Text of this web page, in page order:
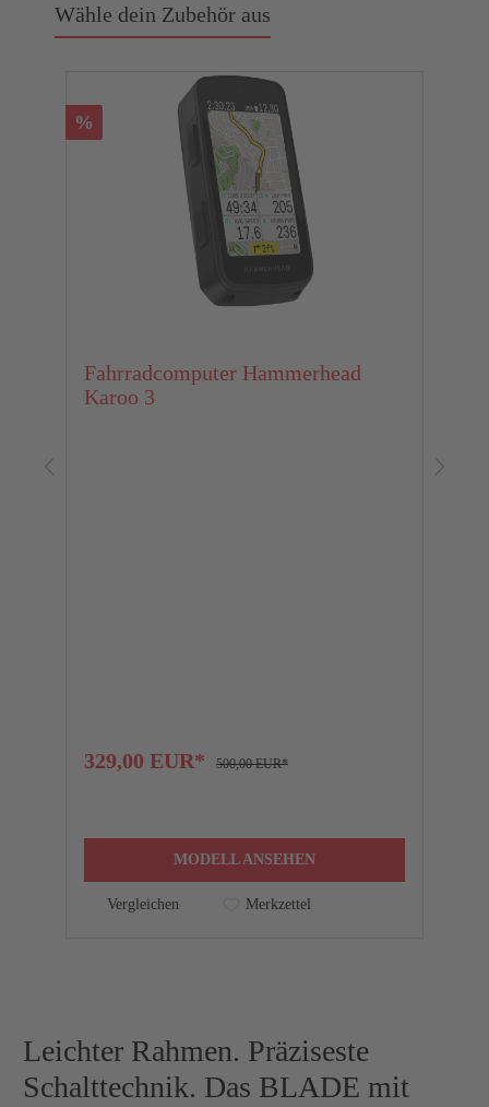
Wähle dein Zubehör aus
%
Fahrradcomputer Hammerhead
Karoo 3
329,00 EUR* 500,00 EUR*
MODELL ANSEHEN
Vergleichen Merkzettel
Leichter Rahmen. Präziseste
Schalttechnik. Das BLADE mit